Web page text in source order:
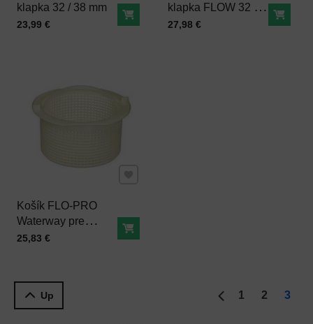
klapka 32 / 38 mm
Cena s DPH
23,99 € Do košíka
klapka FLOW 32 /
38 mm
Cena s DPH
27,98 € Do
Košík FLO-PRO
Waterway pre
bazény a vírivky Ø
Cena s DPH
25,83 € Do košíka
Up 1 2 3